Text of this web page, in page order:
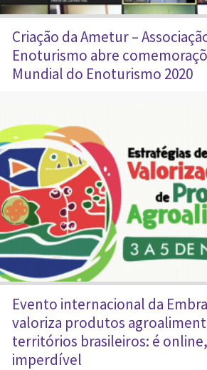
Criação da Ametur –
Enoturismo abre
Mundial do Enoturismo 2020
Evento internacional da
valoriza produtos
territórios brasileiros: é
imperdível